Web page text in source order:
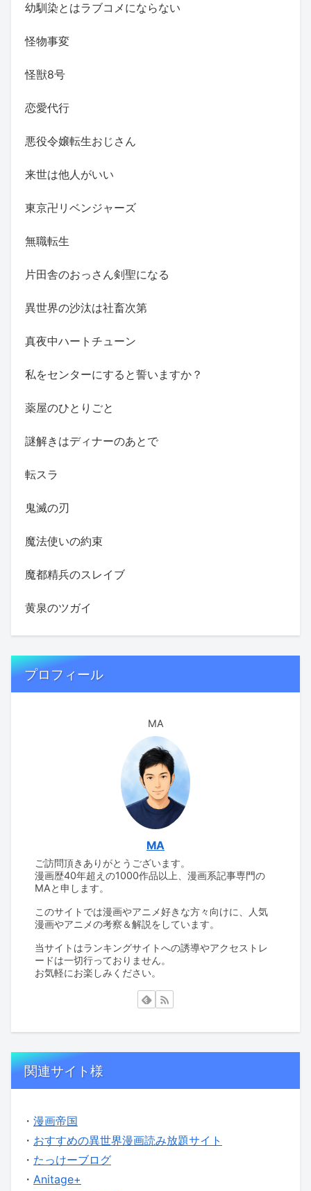
幼馴染とはラブコメにならない
怪物事変
怪獣8号
恋愛代行
悪役令嬢転生おじさん
来世は他人がいい
東京卍リベンジャーズ
無職転生
片田舎のおっさん剣聖になる
異世界の沙汰は社畜次第
真夜中ハートチューン
私をセンターにすると誓いますか？
薬屋のひとりごと
謎解きはディナーのあとで
転スラ
鬼滅の刃
魔法使いの約束
魔都精兵のスレイブ
黄泉のツガイ
プロフィール
MA
MA
ご訪問頂きありがとうございます。
漫画歴40年超えの1000作品以上、漫画系記事専門の
MAと申します。
このサイトでは漫画やアニメ好きな方々向けに、人気
漫画やアニメの考察＆解説をしています。
当サイトはランキングサイトへの誘導やアクセストレ
ードは一切行っておりません。
お気軽にお楽しみください。
関連サイト様
・ 漫画帝国
・ おすすめの異世界漫画読み放題サイト
・ たっけーブログ
・ Anitage+